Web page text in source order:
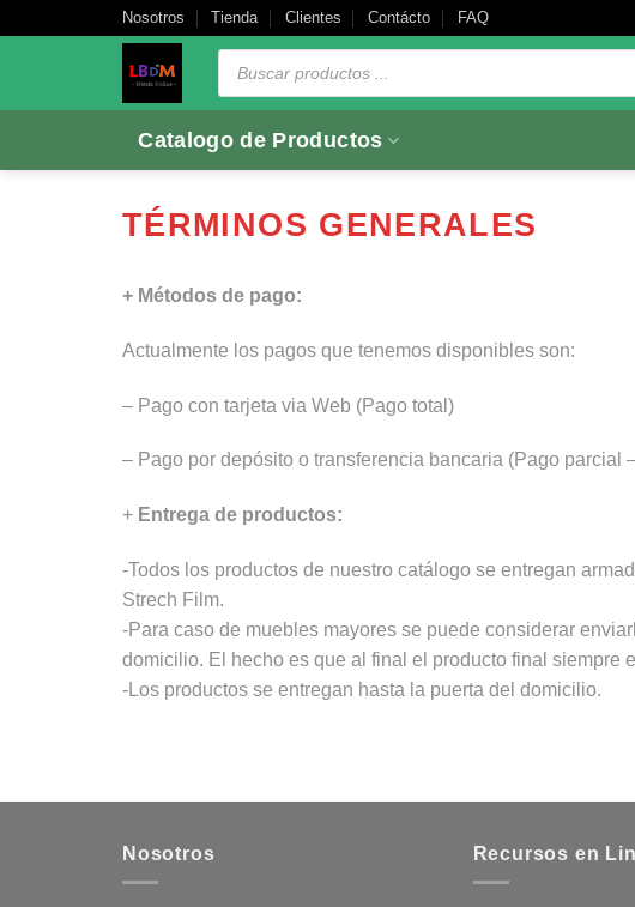
Nosotros Tienda Clientes Contácto FAQ
Búsqueda
Catalogo de Productos
TÉRMINOS GENERALES
+ Métodos de pago:
Actualmente los pagos que tenemos disponibles son:
– Pago con tarjeta via Web (Pago total)
– Pago por depósito o transferencia bancaria (Pago parcial
+ Entrega de productos:
-Todos los productos de nuestro catálogo se entregan
Strech Film.
-Para caso de muebles mayores se puede considerar
domicilio. El hecho es que al final el producto final siempre
-Los productos se entregan hasta la puerta del domicilio.
Nosotros Recursos en